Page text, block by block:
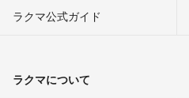
ラクマ公式ガイド
ラクマについて